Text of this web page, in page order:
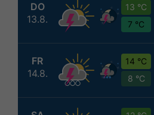
DO
13.8.
13 °C
7 °C
FR
14.8.
14 °C
8 °C